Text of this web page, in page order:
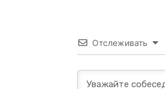
Отслеживать